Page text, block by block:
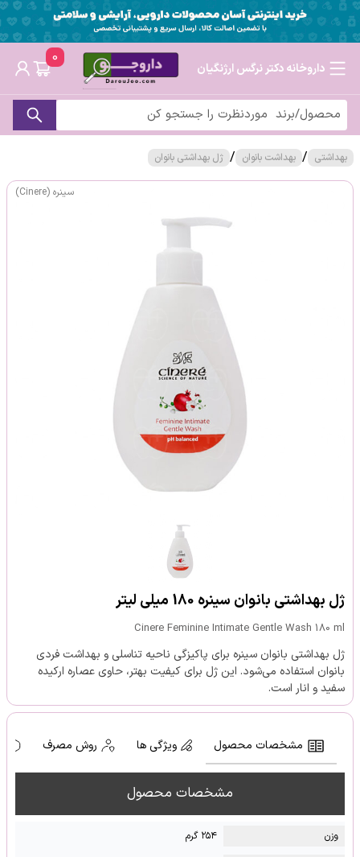
داروخانه دکتر نرگس ارژنگیان
0
بهداشتی / بهداشت بانوان / ژل بهداشتی بانوان
سینره (Cinere)
ژل بهداشتی بانوان سینره 180 میلی لیتر
Cinere Feminine Intimate Gentle Wash 180 ml
ژل بهداشتی بانوان سینره برای پاکیزگی ناحیه تناسلی و بهداشت فردی
بانوان استفاده می­‌شود. این ژل برای کیفیت بهتر، حاوی عصاره ارکیده
سفید و انار است.
مشخصات محصول ویژگی ها روش مصرف
مشخصات محصول
وزن
۲۵۴ گرم